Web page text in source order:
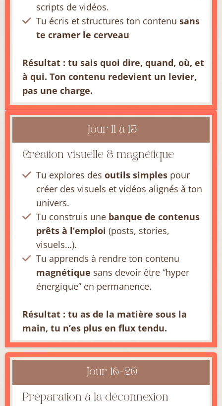
scripts de vidéos.
Tu écris et structures ton contenu sans
te cramer le cerveau
Résultat : tu sais quoi dire, quand, où, et
à qui. Ton contenu redevient un levier,
pas une charge.
Jour 11 à 15
Création visuelle & magnétique
Tu explores des outils simples pour
créer des visuels et vidéos alignés à ton
univers.
Tu construis une banque de contenus
prêts à l’emploi (posts, stories,
visuels…).
Tu apprends à rendre ton contenu
magnétique sans devoir être “hyper
énergique” en permanence.
Résultat : tu as de la matière sous la
main, tu n’es plus en flux tendu.
Jour 16-20
Préparation à la déconnexion